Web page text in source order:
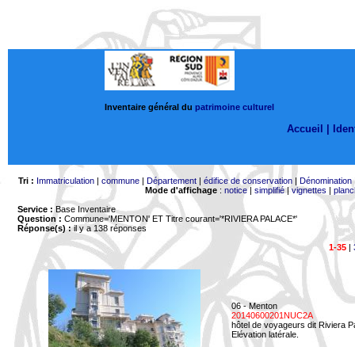
Inventaire général du patrimoine culturel
Accueil |
Tri : Immatriculation| commune| Département| édifice de conservation| Dénomination
Mode d'affichage: notice| simplifié|vignettes |
Service : Base Inventaire
Question : Commune='MENTON' ET Titre courant='*RIVIERA PALACE*'
Réponse(s) :il y a 138 réponses
1-35|
06 - Menton
20140600201NUC2A
hôtel de voyageurs dit Riviera
Elévation latérale.